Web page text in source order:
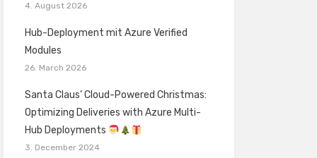
4. August 2026
Hub-Deployment mit Azure Verified
Modules
26. March 2026
Santa Claus’ Cloud-Powered Christmas:
Optimizing Deliveries with Azure Multi-
Hub Deployments
3. December 2024